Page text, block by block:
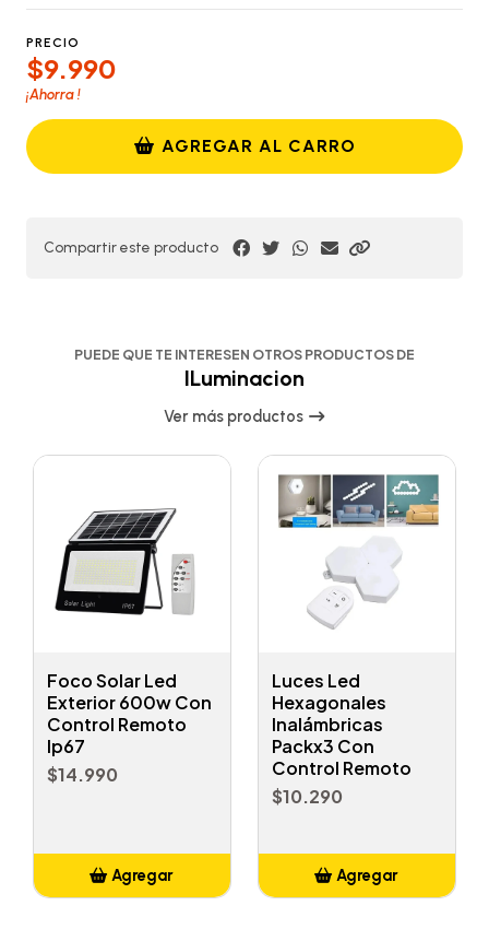
PRECIO
$9.990
¡Ahorra!
AGREGAR AL CARRO
Compartir este producto
PUEDE QUE TE INTERESEN OTROS PRODUCTOS DE
ILuminacion
Ver más productos
Foco Solar Led
Exterior 600w Con
Control Remoto
Ip67
$14.990
Agregar
Luces Led
Hexagonales
Inalámbricas
Packx3 Con
Control Remoto
$10.290
Agregar